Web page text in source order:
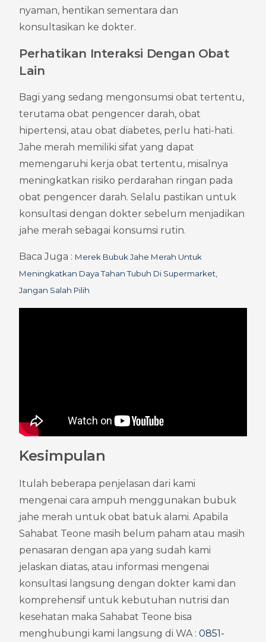
nyaman, hentikan sementara dan
konsultasikan ke dokter.
Perhatikan Interaksi Dengan Obat
Lain
Bagi yang sedang mengonsumsi obat tertentu,
terutama obat pengencer darah, obat
hipertensi, atau obat diabetes, perlu hati-hati.
Jahe merah memiliki sifat yang dapat
memengaruhi kerja obat tertentu, misalnya
meningkatkan risiko perdarahan ringan pada
obat pengencer darah. Selalu pastikan untuk
konsultasi dengan dokter sebelum menjadikan
jahe merah sebagai konsumsi rutin.
Baca Juga : Merek Bubuk Jahe Merah Untuk
Meningkatkan Daya Tahan Tubuh Di Supermarket,
Jangan Salah Pilih
Kesimpulan
Itulah beberapa penjelasan dari kami
mengenai cara ampuh menggunakan bubuk
jahe merah untuk obat batuk alami. Apabila
Sahabat Teone masih belum paham atau masih
penasaran dengan apa yang sudah kami
jelaskan diatas, atau informasi mengenai
konsultasi langsung dengan dokter kami dan
komprehensif untuk kebutuhan nutrisi dan
kesehatan maka Sahabat Teone bisa
menghubungi kami langsung di WA : 0851-